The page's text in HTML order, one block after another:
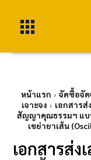
หน้าแรก จัดซื้อจัด
เจาะจง
เอกสารส่
สัญญาคุณธรรมฯ แบ
เขย่ายาเส้น
เอกสารส่ง